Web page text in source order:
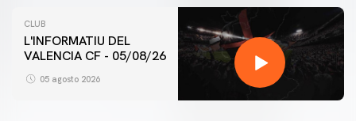
CLUB
L'INFORMATIU DEL
VALENCIA CF - 05/08/26
05 agosto 2026